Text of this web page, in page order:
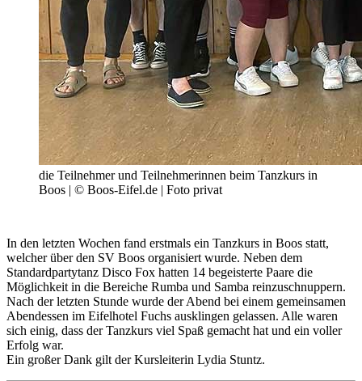
die Teilnehmer und Teilnehmerinnen beim Tanzkurs in
Boos | © Boos-Eifel.de | Foto privat
In den letzten Wochen fand erstmals ein Tanzkurs in Boos statt,
welcher über den SV Boos organisiert wurde. Neben dem
Standardpartytanz Disco Fox hatten 14 begeisterte Paare die
Möglichkeit in die Bereiche Rumba und Samba reinzuschnuppern.
Nach der letzten Stunde wurde der Abend bei einem gemeinsamen
Abendessen im Eifelhotel Fuchs ausklingen gelassen. Alle waren
sich einig, dass der Tanzkurs viel Spaß gemacht hat und ein voller
Erfolg war.
Ein großer Dank gilt der Kursleiterin Lydia Stuntz.